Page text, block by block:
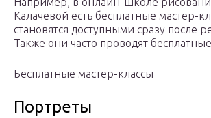
Калачевой есть бесплатные мастер-
становятся доступными сразу после
Также они часто проводят
Бесплатные мастер-классы
Портреты